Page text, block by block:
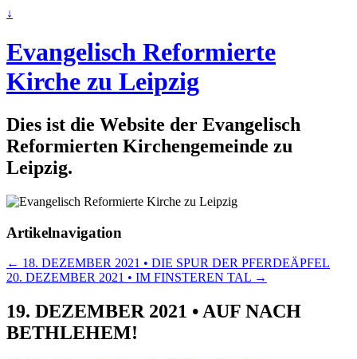
↓
Evangelisch Reformierte
Kirche zu Leipzig
Dies ist die Website der Evangelisch
Reformierten Kirchengemeinde zu
Leipzig.
Artikelnavigation
← 18. DEZEMBER 2021 • DIE SPUR DER PFERDEÄPFEL
20. DEZEMBER 2021 • IM FINSTEREN TAL →
19. DEZEMBER 2021 • AUF NACH
BETHLEHEM!